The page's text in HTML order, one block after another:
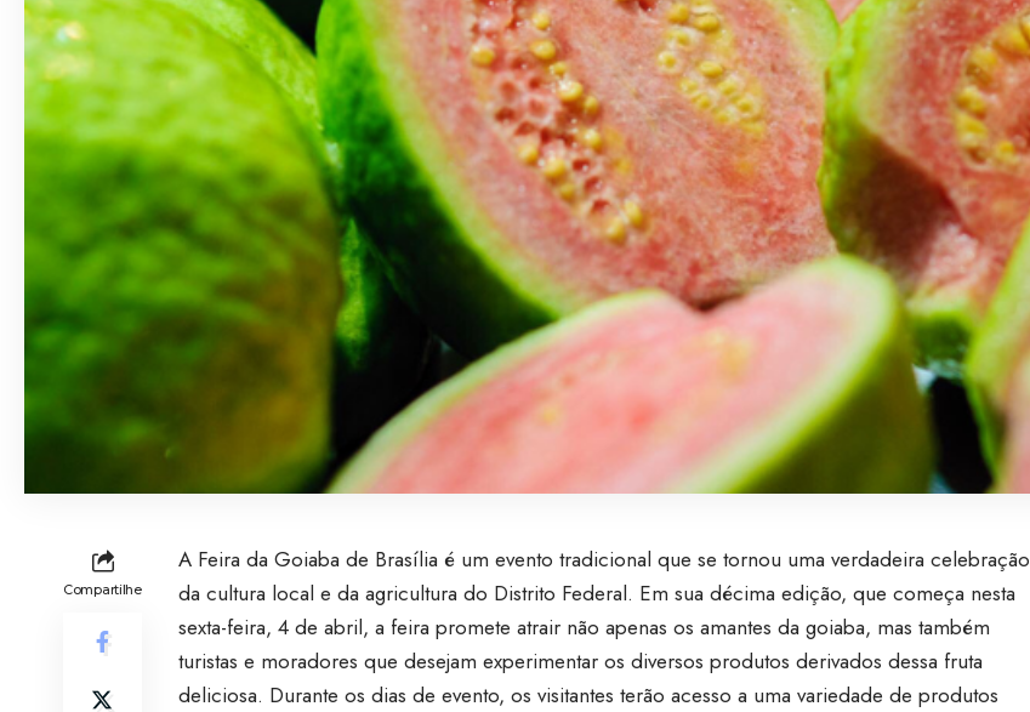
Compartilhe
A Feira da Goiaba de Brasília é um evento tradicional que se tornou uma verdadeira celebração
da cultura local e da agricultura do Distrito Federal. Em sua décima edição, que começa nesta
sexta-feira, 4 de abril, a feira promete atrair não apenas os amantes da goiaba, mas também
turistas e moradores que desejam experimentar os diversos produtos derivados dessa fruta
deliciosa. Durante os dias de evento, os visitantes terão acesso a uma variedade de produtos